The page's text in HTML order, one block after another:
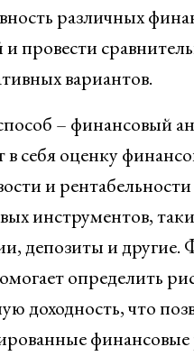
различных
провести
вариантов.
– финансовый
в себя оценку
и
инструментов,
депозиты и другие.
определить
доходность, что
финансовые